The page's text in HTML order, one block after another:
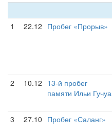
1
22.12 Пробег «Прорыв»
2 10.12 13-й пробег
памяти Ильи Гучуа
3 27.10 Пробег «Саланг»